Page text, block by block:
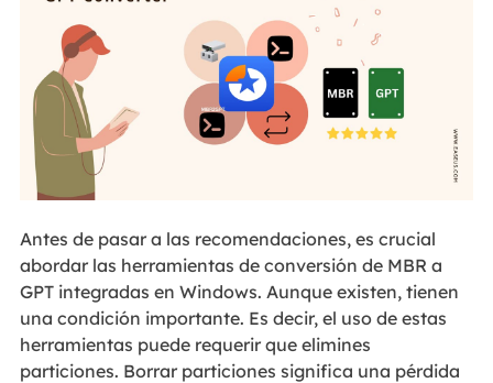
Antes de pasar a las recomendaciones, es crucial
abordar las herramientas de conversión de MBR a
GPT integradas en Windows. Aunque existen, tienen
una condición importante. Es decir, el uso de estas
herramientas puede requerir que elimines
particiones. Borrar particiones significa una pérdida